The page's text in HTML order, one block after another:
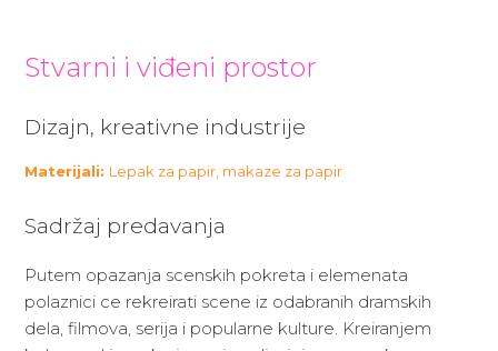
Stvarni i viđeni prostor
Dizajn, kreativne industrije
Materijali: Lepak za papir, makaze za papir
Sadržaj predavanja
Putem opazanja scenskih pokreta i elemenata
polaznici ce rekreirati scene iz odabranih dramskih
dela, filmova, serija i popularne kulture. Kreiranjem